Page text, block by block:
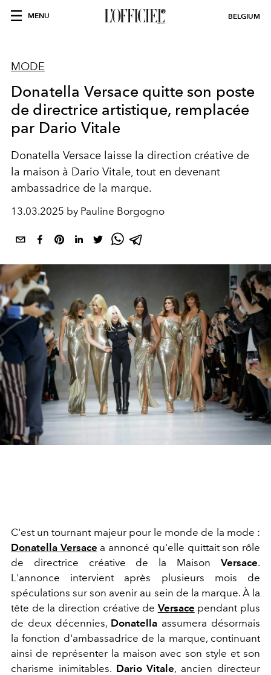
MENU BELGIUM
MODE
Donatella Versace quitte son poste
de directrice artistique, remplacée
par Dario Vitale
Donatella Versace laisse la direction créative de
la maison à Dario Vitale, tout en devenant
ambassadrice de la marque.
13.03.2025 by Pauline Borgogno
C'est un tournant majeur pour le monde de la mode :
Donatella Versace a annoncé qu'elle quittait son rôle
de directrice créative de la Maison Versace.
L'annonce intervient après plusieurs mois de
spéculations sur son avenir au sein de la marque. À la
tête de la direction créative de Versace pendant plus
de deux décennies, Donatella assumera désormais
la fonction d'ambassadrice de la marque, continuant
ainsi de représenter la maison avec son style et son
charisme inimitables. Dario Vitale, ancien directeur